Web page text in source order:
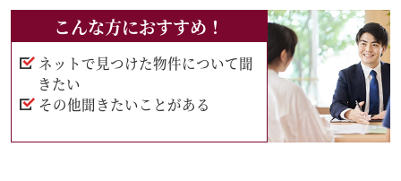
こんな方におすすめ！
ネットで見つけた物件について聞
きたい
その他聞きたいことがある